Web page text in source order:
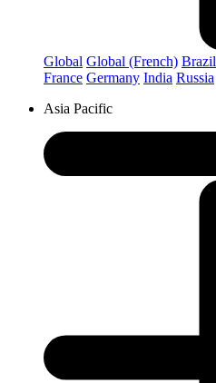
Global Global (French) Brazil
France Germany India Russia
Asia Pacific